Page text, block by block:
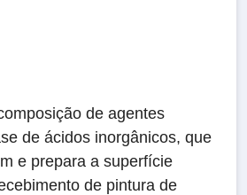
de agentes
de ácidos inorgânicos, que
e prepara a superfície
de pintura de